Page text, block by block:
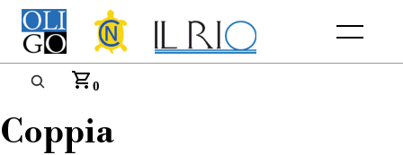
Menu
0
Coppia